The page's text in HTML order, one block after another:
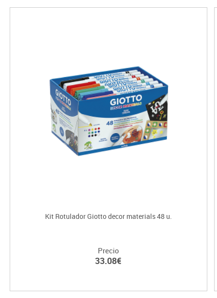
Kit Rotulador Giotto decor materials 48 u.
Precio
33.08€